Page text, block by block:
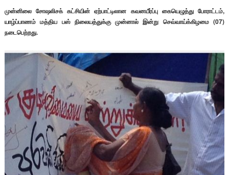
முன்னிலை சோஷலிசக் கட்சியின் ஏற்பாட்டிலான கவனயீர்ப்பு கையெழுத்து போராட்டம்,
யாழ்ப்பாணம் மத்திய பஸ் நிலையத்துக்கு முன்னால் இன்று செவ்வாய்க்கிழமை (07)
நடைபெற்றது.